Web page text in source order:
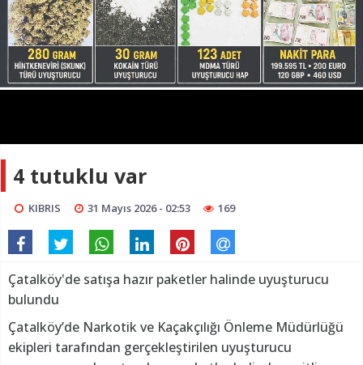
4 tutuklu var
KIBRIS 31 Mayıs 2026 - 02:53 169
Çatalköy'de satışa hazır paketler halinde uyuşturucu
bulundu
Çatalköy’de Narkotik ve Kaçakçılığı Önleme Müdürlüğü
ekipleri tarafından gerçekleştirilen uyuşturucu